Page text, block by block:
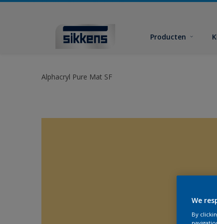
Producten
Alphacryl Pure Mat SF
We
By